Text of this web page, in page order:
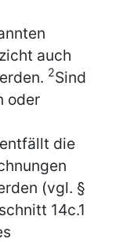
auch
2Sind
oder
die
(vgl. §
14c.1